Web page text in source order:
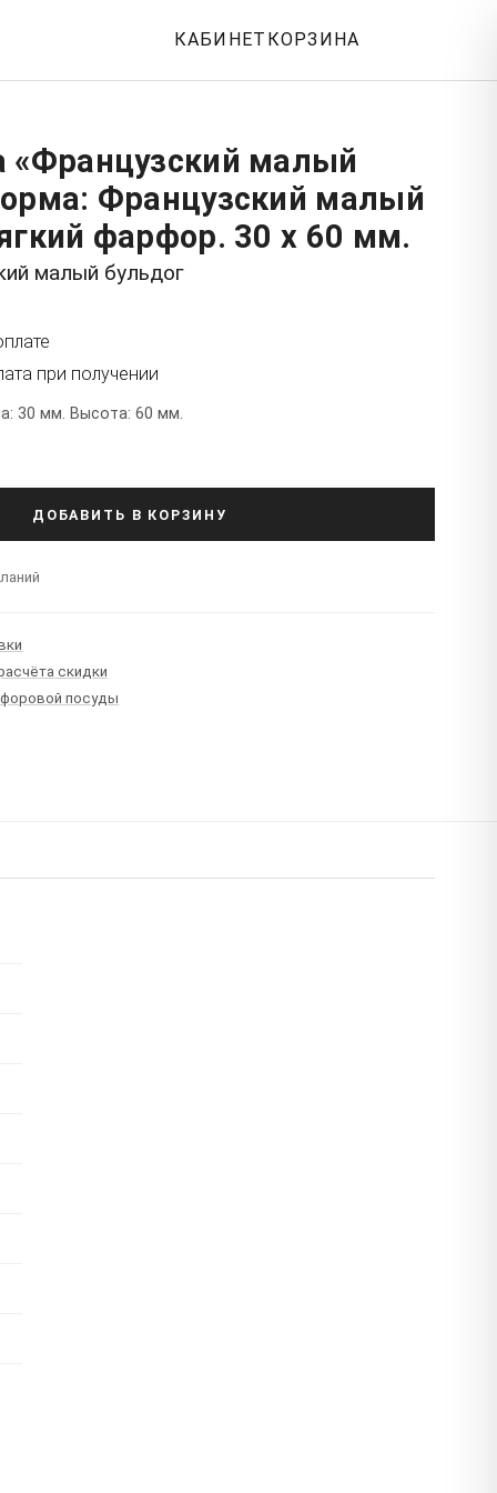
КАБИНЕТ КОРЗИНА
«Французский малый
Французский малый
фарфор. 30 x 60 мм.
малый бульдог
при получении
30 мм. Высота: 60 мм.
ДОБАВИТЬ В КОРЗИНУ
скидки
посуды